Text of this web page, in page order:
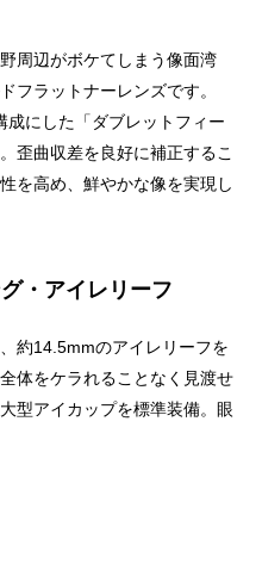
周辺がボケてしまう像面湾
フラットナーレンズです。
にした「ダブレットフィー
歪曲収差を良好に補正するこ
を高め、鮮やかな像を実現し
・アイレリーフ
約14.5mmのアイレリーフを
体をケラれることなく見渡せ
型アイカップを標準装備。眼